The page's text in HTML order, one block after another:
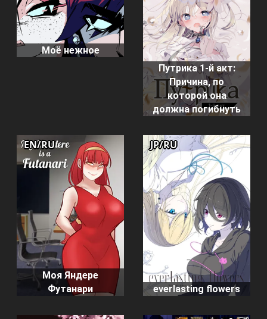
Моё нежное
Путрика 1-й акт:
Причина, по
которой она
должна погибнуть
Моя Яндере
Футанари
EN/RU
everlasting flowers
JP/RU